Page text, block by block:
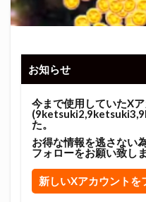
お知らせ
今まで使用していたXア
た。
お得な情報を逃さない
フォローをお願い致し
新しいXアカウントを